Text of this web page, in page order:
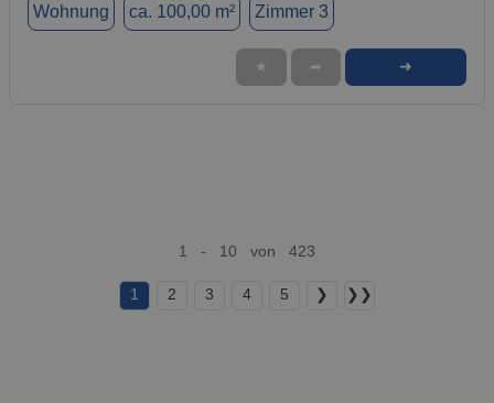
Wohnung ca. 100,00 m² Zimmer 3
★ ➦ ➜
1 - 10 von 423
1 2 3 4 5 ❯ ❯❯